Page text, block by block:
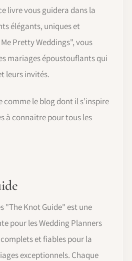
livre vous guidera dans la
élégants, uniques et
Pretty Weddings", vous
mariages époustouflants qui
leurs invités.
comme le blog dont il s’inspire
à connaitre pour tous les
"The Knot Guide" est une
pour les Wedding Planners
et fiables pour la
exceptionnels. Chaque